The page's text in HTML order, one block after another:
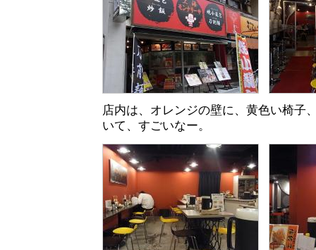
店内は、オレンジの壁に、黄色い椅子
いて、すごいなー。